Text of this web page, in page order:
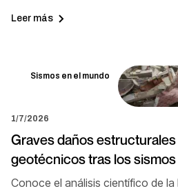
Leer más
Sismos en el mundo
1/7/2026
Graves daños
geotécnicos tras los sismos
Conoce el análisis científico de la